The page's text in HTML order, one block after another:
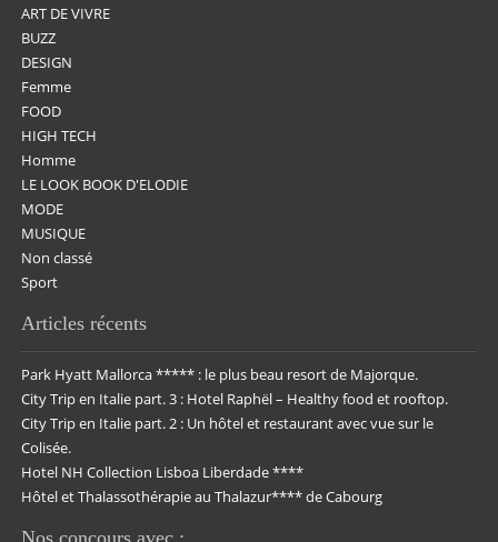
ART DE VIVRE
BUZZ
DESIGN
Femme
FOOD
HIGH TECH
Homme
LE LOOK BOOK D'ELODIE
MODE
MUSIQUE
Non classé
Sport
Articles récents
Park Hyatt Mallorca ***** : le plus beau resort de Majorque.
City Trip en Italie part. 3 : Hotel Raphël – Healthy food et rooftop.
City Trip en Italie part. 2 : Un hôtel et restaurant avec vue sur le
Colisée.
Hotel NH Collection Lisboa Liberdade ****
Hôtel et Thalassothérapie au Thalazur**** de Cabourg
Nos concours avec :